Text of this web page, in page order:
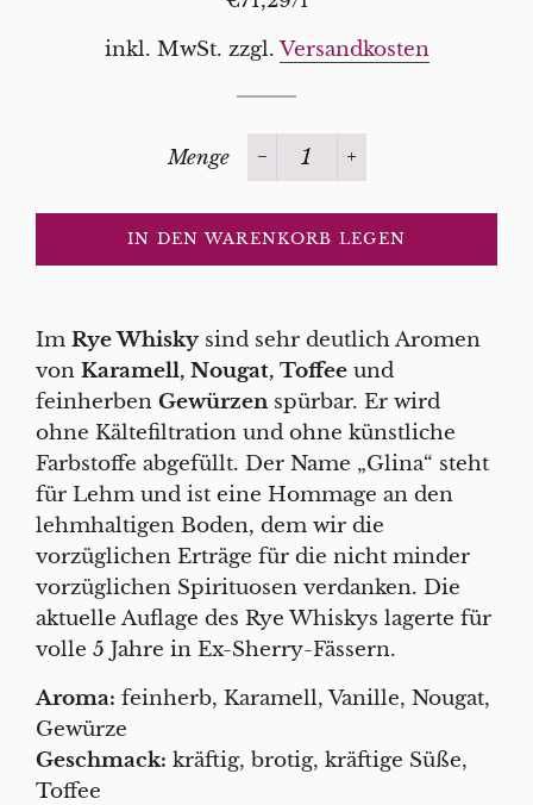
inkl. MwSt. zzgl.Versandkosten
Menge
−
+
IN DEN WARENKORB LEGEN
Im Rye Whiskysind sehr deutlich Aromen
von Karamell, Nougat, Toffee und
feinherben Gewürzenspürbar. Er wird
ohne Kältefiltration und ohne künstliche
Farbstoffe abgefüllt. Der Name „Glina“ steht
für Lehm und ist eine Hommage an den
lehmhaltigen Boden, dem wir die
vorzüglichen Erträge für die nicht minder
vorzüglichen Spirituosen verdanken. Die
aktuelle Auflage des Rye Whiskys lagerte für
volle 5 Jahre in Ex-Sherry-Fässern.
Aroma: feinherb, Karamell, Vanille, Nougat,
Gewürze
Geschmack: kräftig, brotig, kräftige Süße,
Toffee